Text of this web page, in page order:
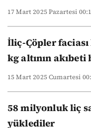
17 Mart 2025 Pazartesi
İliç-Çöpler
kg altının
15 Mart 2025 Cumartesi
58 milyonluk liç
yüklediler